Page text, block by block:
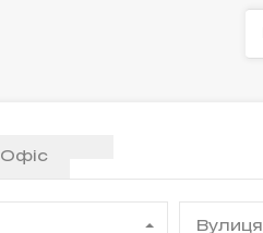
Офіс
Вулиця